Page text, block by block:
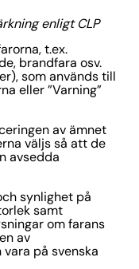
enligt CLP
t.ex.
brandfara osv.
som används till
eller ”Varning”
av ämnet
väljs så att de
avsedda
synlighet på
samt
om farans
av
på svenska